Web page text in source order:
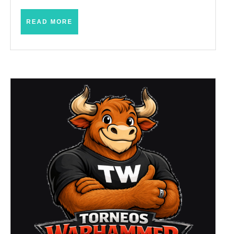
READ MORE